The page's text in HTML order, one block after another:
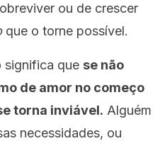
ou de crescer
que o torne possível.
significa que se não
de amor no começo
torna inviável. Alguém
necessidades, ou